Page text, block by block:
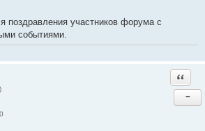
поздравления участников форума с
событиями.
−